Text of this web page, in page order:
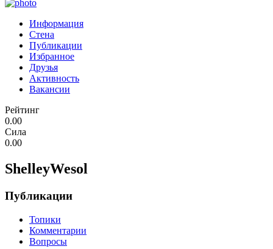
Информация
Стена
Публикации
Избранное
Друзья
Активность
Вакансии
Рейтинг
0.00
Сила
0.00
ShelleyWesol
Публикации
Топики
Комментарии
Вопросы